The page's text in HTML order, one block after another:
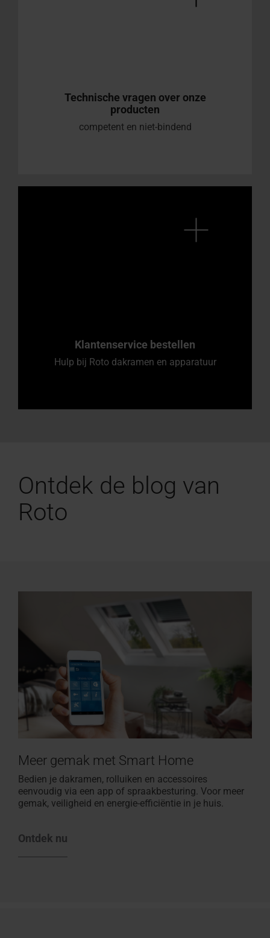
Technische vragen over onze
producten
competent en niet-bindend
Klantenservice bestellen
Hulp bij Roto dakramen en apparatuur
Ontdek de blog van
Roto
Meer gemak met Smart Home
Bedien je dakramen, rolluiken en accessoires
eenvoudig via een app of spraakbesturing. Voor meer
gemak, veiligheid en energie-efficiëntie in je huis.
Ontdek nu